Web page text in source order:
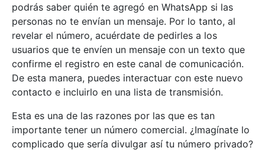
podrás saber quién te agregó en WhatsApp si las
personas no te envían un mensaje. Por lo tanto, al
revelar el número, acuérdate de pedirles a los
usuarios que te envíen un mensaje con un texto que
confirme el registro en este canal de comunicación.
De esta manera, puedes interactuar con este nuevo
contacto e incluirlo en una lista de transmisión.
Esta es una de las razones por las que es tan
importante tener un número comercial. ¿Imagínate lo
complicado que sería divulgar así tu número privado?